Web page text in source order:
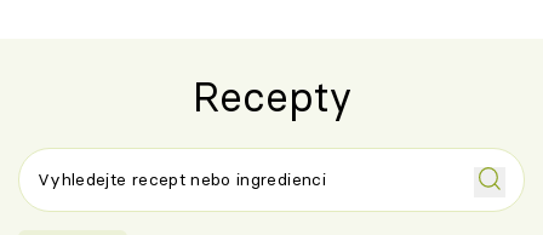
Recepty